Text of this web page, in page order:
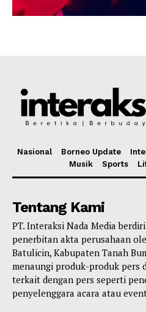
Nasional Borneo Update
Musik
Sports
Tentang Kami
PT. Interaksi Nada Media
penerbitan akta perusahaan
Batulicin, Kabupaten Tanah
menaungi produk-produk pers
terkait dengan pers seperti
penyelenggara acara atau